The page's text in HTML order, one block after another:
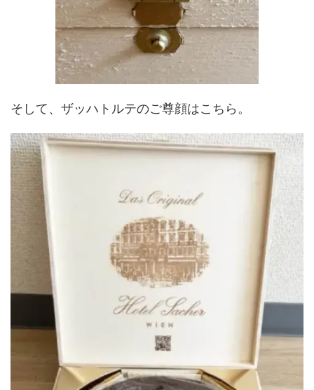
そして、ザッハトルテのご尊顔はこちら。